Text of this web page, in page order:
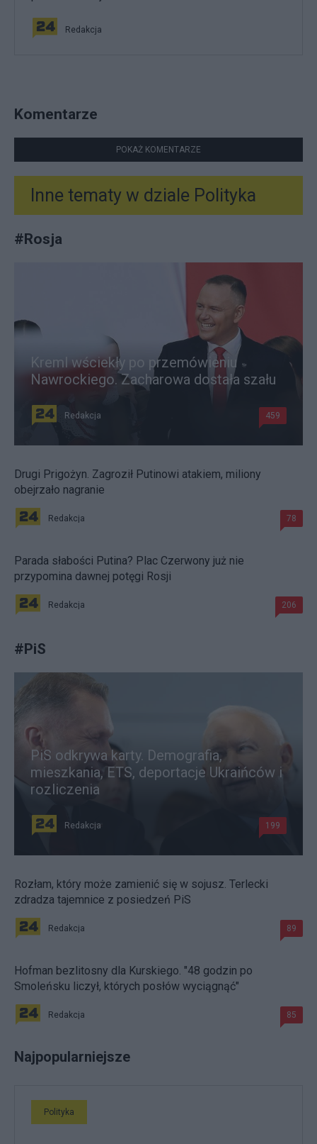
Redakcja
Komentarze
POKAŻ KOMENTARZE
Inne tematy w dziale Polityka
#Rosja
Kreml wściekły po przemówieniu
Nawrockiego. Zacharowa dostała szału
Redakcja 459
Drugi Prigożyn. Zagroził Putinowi atakiem, miliony
obejrzało nagranie
Redakcja 78
Parada słabości Putina? Plac Czerwony już nie
przypomina dawnej potęgi Rosji
Redakcja 206
#PiS
PiS odkrywa karty. Demografia,
mieszkania, ETS, deportacje Ukraińców i
rozliczenia
Redakcja 199
Rozłam, który może zamienić się w sojusz. Terlecki
zdradza tajemnice z posiedzeń PiS
Redakcja 89
Hofman bezlitosny dla Kurskiego. "48 godzin po
Smoleńsku liczył, których posłów wyciągnąć"
Redakcja 85
Najpopularniejsze
Polityka